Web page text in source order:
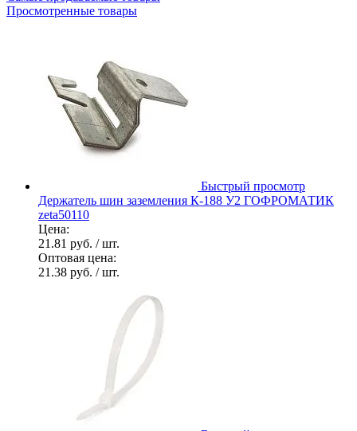
Просмотренные товары
Быстрый просмотр
Держатель шин заземления К-188 У2 ГОФРОМАТИК
zeta50110
Цена:
21.81 руб. / шт.
Оптовая цена:
21.38 руб. / шт.